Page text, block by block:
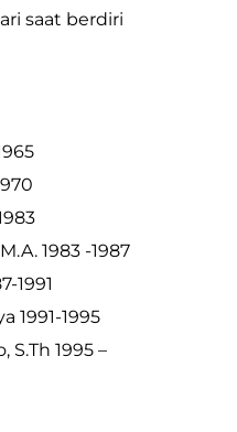
saat berdiri
1983 -1987
1991
1991-1995
S.Th 1995 –